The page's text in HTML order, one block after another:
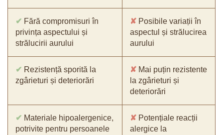
✔ Fără compromisuri în
privința aspectului și
strălucirii aurului
✘ Posibile variații în
aspectul și strălucirea
aurului
✔ Rezistență sporită la
zgârieturi și deteriorări
✘ Mai puțin rezistente
la zgârieturi și
deteriorări
✔ Materiale hipoalergenice,
potrivite pentru persoanele
✘ Potențiale reacții
alergice la